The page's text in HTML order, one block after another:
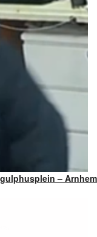
– Arnhem